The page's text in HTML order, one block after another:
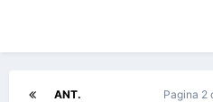
ANT. Pagina 2